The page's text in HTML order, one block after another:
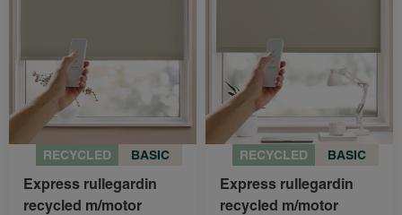
RECYCLED BASIC
Express rullegardin
recycled m/motor
RECYCLED BASIC
Express rullegardin
recycled m/motor